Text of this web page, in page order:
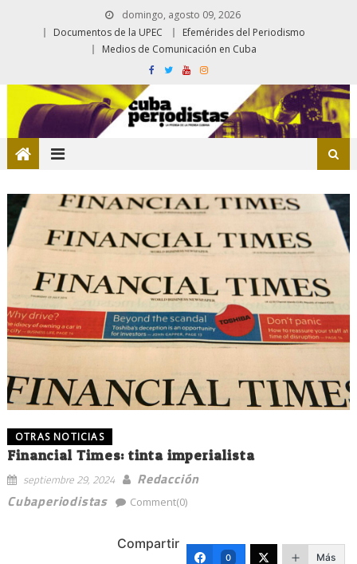
domingo, agosto 09, 2026
Documentos de la UPEC
Efemérides del Periodismo
Medios de Comunicación en Cuba
OTRAS NOTICIAS
Financial Times: tinta imperialista
septiembre 29, 2024
Redacción
Cubaperiodistas
Comment(0)
Compartir
0 Más